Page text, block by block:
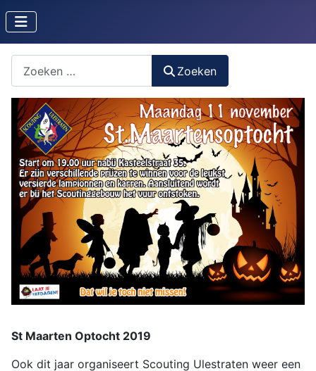
Zoeken
St Maarten Optocht 2019
Ook dit jaar organiseert Scouting Ulestraten weer een